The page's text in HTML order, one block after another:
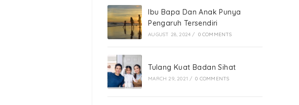
Ibu Bapa Dan Anak Punya
Pengaruh Tersendiri
AUGUST 28, 2024 / 0 COMMENTS
Tulang Kuat Badan Sihat
MARCH 29, 2021 / 0 COMMENTS